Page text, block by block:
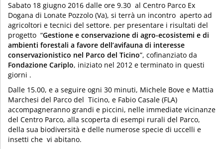
Sabato 18 giugno 2016 dalle ore 9.30 al Centro Parco Ex
Dogana di Lonate Pozzolo (Va), si terrà un incontro aperto ad
agricoltori e tecnici del settore. per presentare i risultati del
progetto “Gestione e conservazione di agro-ecosistemi e di
ambienti forestali a favore dell’avifauna di interesse
conservazionistico nel Parco del Ticino”, cofinanziato da
Fondazione Cariplo, iniziato nel 2012 e terminato in questi
giorni .
Dalle 15.00, e a seguire ogni 30 minuti, Michele Bove e Mattia
Marchesi del Parco del Ticino, e Fabio Casale (FLA)
accompagneranno grandi e piccini, nelle immediate vicinanze
del Centro Parco, alla scoperta di esempi rurali del Parco,
della sua biodiversità e delle numerose specie di uccelli e
insetti che vi abitano.